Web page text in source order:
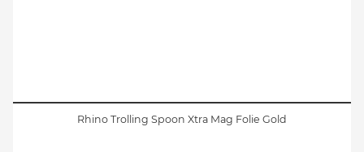
Rhino Trolling Spoon Xtra Mag Folie Gold